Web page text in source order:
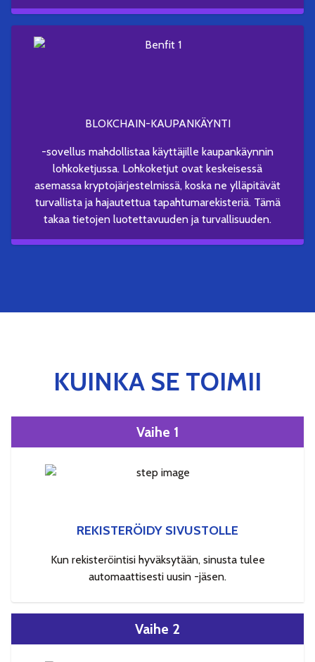
BLOKCHAIN-KAUPANKÄYNTI
-sovellus mahdollistaa käyttäjille kaupankäynnin
lohkoketjussa. Lohkoketjut ovat keskeisessä
asemassa kryptojärjestelmissä, koska ne ylläpitävät
turvallista ja hajautettua tapahtumarekisteriä. Tämä
takaa tietojen luotettavuuden ja turvallisuuden.
KUINKA SE TOIMII
Vaihe 1
REKISTERÖIDY SIVUSTOLLE
Kun rekisteröintisi hyväksytään, sinusta tulee
automaattisesti uusin -jäsen.
Vaihe 2